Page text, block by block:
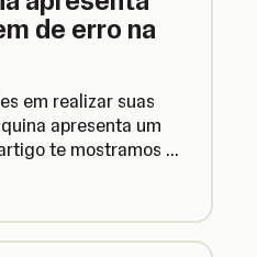
de erro na
em realizar suas
apresenta um
te mostramos o